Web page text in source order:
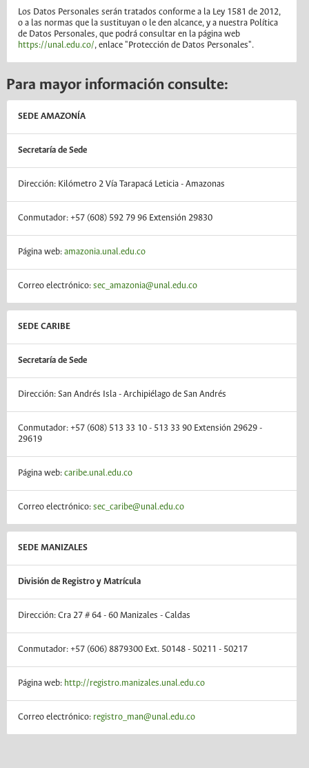
Los Datos Personales serán tratados conforme a la Ley 1581 de 2012,
o a las normas que la sustituyan o le den alcance, y a nuestra Política
de Datos Personales, que podrá consultar en la página web
https://unal.edu.co/, enlace "Protección de Datos Personales".
Para mayor información consulte:
SEDE AMAZONÍA
Secretaría de Sede
Dirección: Kilómetro 2 Vía Tarapacá Leticia - Amazonas
Conmutador: +57 (608) 592 79 96 Extensión 29830
Página web: amazonia.unal.edu.co
Correo electrónico: sec_amazonia@unal.edu.co
SEDE CARIBE
Secretaría de Sede
Dirección: San Andrés Isla - Archipiélago de San Andrés
Conmutador: +57 (608) 513 33 10 - 513 33 90 Extensión 29629 -
29619
Página web: caribe.unal.edu.co
Correo electrónico: sec_caribe@unal.edu.co
SEDE MANIZALES
División de Registro y Matrícula
Dirección: Cra 27 # 64 - 60 Manizales - Caldas
Conmutador: +57 (606) 8879300 Ext. 50148 - 50211 - 50217
Página web: http://registro.manizales.unal.edu.co
Correo electrónico: registro_man@unal.edu.co